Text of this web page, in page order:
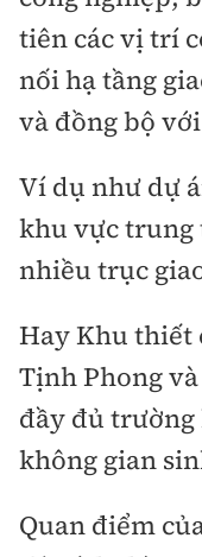
tiên các vị trí
nối hạ tầng
và đồng bộ
Ví dụ như dự
khu vực
nhiều trục
Hay Khu thiết
Tịnh Phong
đầy đủ trường
không gian
Quan điểm